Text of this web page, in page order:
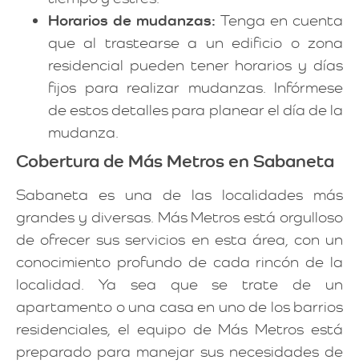
Horarios de mudanzas: Tenga en cuenta
que al trastearse a un edificio o zona
residencial pueden tener horarios y días
fijos para realizar mudanzas. Infórmese
de estos detalles para planear el día de la
mudanza.
Cobertura de Más Metros en Sabaneta
Sabaneta es una de las localidades más
grandes y diversas. Más Metros está orgulloso
de ofrecer sus servicios en esta área, con un
conocimiento profundo de cada rincón de la
localidad. Ya sea que se trate de un
apartamento o una casa en uno de los barrios
residenciales, el equipo de Más Metros está
preparado para manejar sus necesidades de